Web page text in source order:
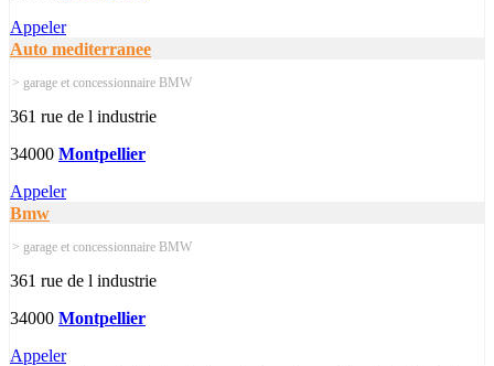
Appeler
Auto mediterranee
> garage et concessionnaire BMW
361 rue de l industrie
34000 Montpellier
Appeler
Bmw
> garage et concessionnaire BMW
361 rue de l industrie
34000 Montpellier
Appeler